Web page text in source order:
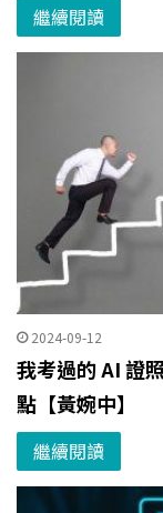
繼續閱讀
2024-09-12
我考過的 AI 證
點【黃婉中】
繼續閱讀